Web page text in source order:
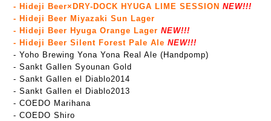
- Hideji Beer×DRY-DOCK HYUGA LIME SESSION NEW!!!
- Hideji Beer Miyazaki Sun Lager
- Hideji Beer Hyuga Orange Lager NEW!!!
- Hideji Beer Silent Forest Pale Ale NEW!!!
- Yoho Brewing Yona Yona Real Ale (Handpomp)
- Sankt Gallen Syounan Gold
- Sankt Gallen el Diablo2014
- Sankt Gallen el Diablo2013
- COEDO Marihana
- COEDO Shiro